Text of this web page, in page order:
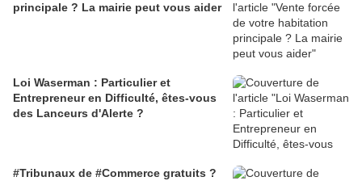
principale ? La mairie peut vous aider
Loi Waserman : Particulier et
Entrepreneur en Difficulté, êtes-vous
des Lanceurs d'Alerte ?
#Tribunaux de #Commerce gratuits ?